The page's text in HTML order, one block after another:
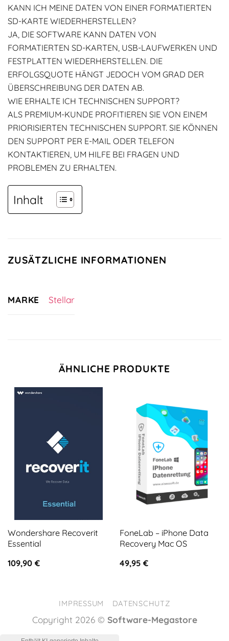
KANN ICH MEINE DATEN VON EINER FORMATIERTEN
SD-KARTE WIEDERHERSTELLEN?
JA, DIE SOFTWARE KANN DATEN VON
FORMATIERTEN SD-KARTEN, USB-LAUFWERKEN UND
FESTPLATTEN WIEDERHERSTELLEN. DIE
ERFOLGSQUOTE HÄNGT JEDOCH VOM GRAD DER
ÜBERSCHREIBUNG DER DATEN AB.
WIE ERHALTE ICH TECHNISCHEN SUPPORT?
ALS PREMIUM-KUNDE PROFITIEREN SIE VON EINEM
PRIORISIERTEN TECHNISCHEN SUPPORT. SIE KÖNNEN
DEN SUPPORT PER E-MAIL ODER TELEFON
KONTAKTIEREN, UM HILFE BEI FRAGEN UND
PROBLEMEN ZU ERHALTEN.
Inhalt
ZUSÄTZLICHE INFORMATIONEN
MARKE Stellar
ÄHNLICHE PRODUKTE
Wondershare Recoverit
Essential
109,90 €
FoneLab – iPhone Data
Recovery Mac OS
49,95 €
IMPRESSUM DATENSCHUTZ
Copyright 2026 © Software-Megastore